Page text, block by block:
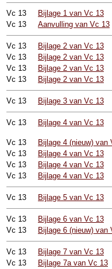
Vc 13
Bijlage 1 van Vc 13
Vc 13 Aanvulling van Vc 13
Vc 13 Bijlage 2 van Vc 13
Vc 13 Bijlage 2 van Vc 13
Vc 13 Bijlage 2 van Vc 13
Vc 13 Bijlage 2 van Vc 13
Vc 13 Bijlage 3 van Vc 13
Vc 13 Bijlage 4 van Vc 13
Vc 13 Bijlage 4 (nieuw) van
Vc 13 Bijlage 4 van Vc 13
Vc 13 Bijlage 4 van Vc 13
Vc 13 Bijlage 4 van Vc 13
Vc 13 Bijlage 5 van Vc 13
Vc 13 Bijlage 6 van Vc 13
Vc 13 Bijlage 6 (nieuw) van
Vc 13 Bijlage 7 van Vc 13
Vc 13 Bijlage 7a van Vc 13